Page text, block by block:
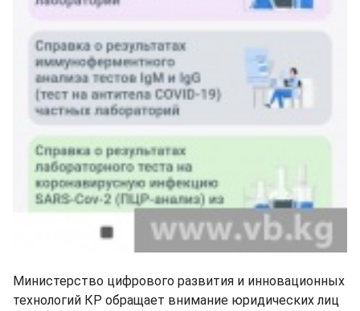
Министерство цифрового развития и инновационных
технологий КР обращает внимание юридических лиц